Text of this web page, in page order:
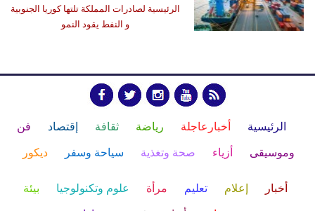
الرئيسية لصادرات المملكة تلتها كوريا الجنوبية
و النفط يقود النمو
الرئيسية أخبارعاجلة رياضة ثقافة إقتصاد فن
وموسيقى أزياء صحة وتغذية سياحة وسفر ديكور
أخبار إعلام تعليم مرأة علوم وتكنولوجيا بيئة